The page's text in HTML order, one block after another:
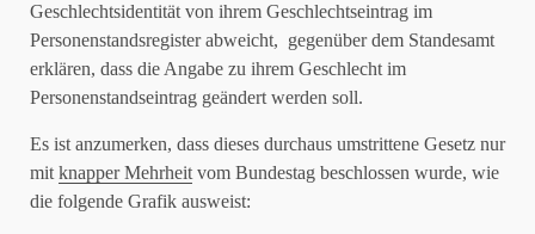
Geschlechtsidentität von ihrem Geschlechtseintrag im
Personenstandsregister abweicht, gegenüber dem Standesamt
erklären, dass die Angabe zu ihrem Geschlecht im
Personenstandseintrag geändert werden soll.
Es ist anzumerken, dass dieses durchaus umstrittene Gesetz nur
mit knapper Mehrheit vom Bundestag beschlossen wurde, wie
die folgende Grafik ausweist: